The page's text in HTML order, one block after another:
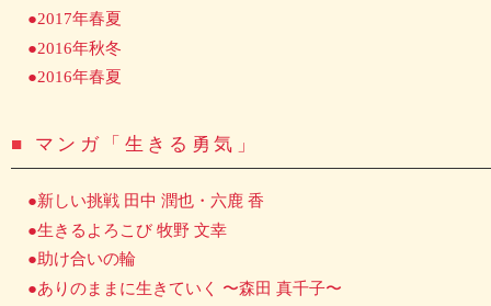
●2017年春夏
●2016年秋冬
●2016年春夏
■ マンガ「生きる勇気」
●新しい挑戦 田中 潤也・六鹿 香
●生きるよろこび 牧野 文幸
●助け合いの輪
●ありのままに生きていく 〜森田 真千子〜